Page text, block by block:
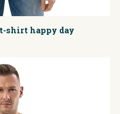
shirt happy day